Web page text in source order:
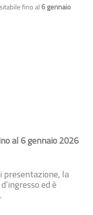
fino al 6 gennaio
al 6 gennaio 2026
presentazione, la
ed è
.